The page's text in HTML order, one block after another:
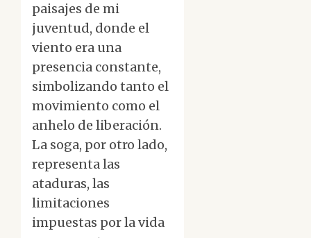
paisajes de mi
juventud, donde el
viento era una
presencia constante,
simbolizando tanto el
movimiento como el
anhelo de liberación.
La soga, por otro lado,
representa las
ataduras, las
limitaciones
impuestas por la vida